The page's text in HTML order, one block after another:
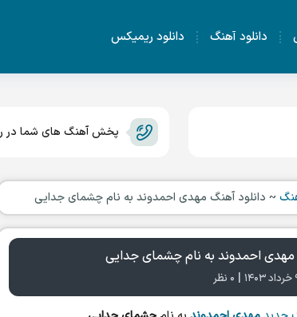
دانلود آهنگ دانلود ریمیکس
پخش آهنگ های شما در
~ دانلود آهنگ مهدی احمدوند به نام چشمای جدایی
مهدی احمدوند به نام چشمای جدایی
| ۰ نظر